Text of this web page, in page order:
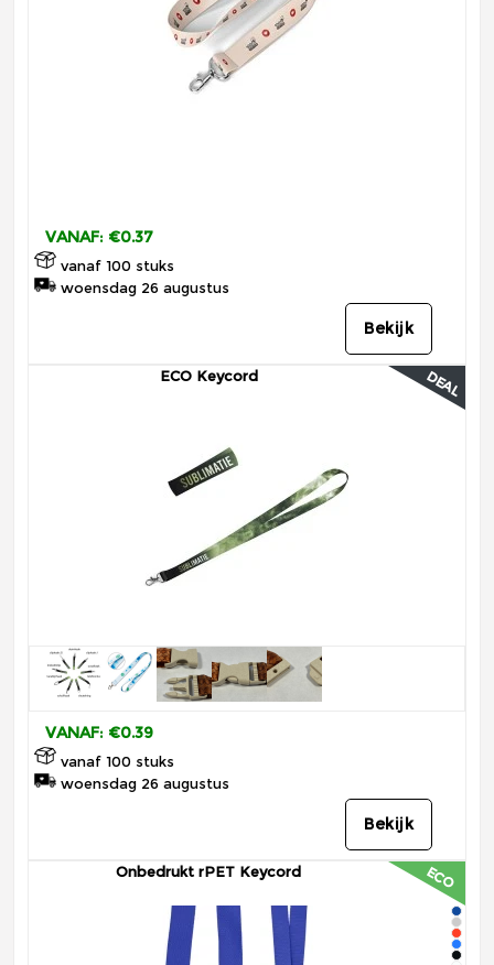
VANAF: €0.37
vanaf 100 stuks
woensdag 26 augustus
Bekijk
DEAL
ECO Keycord
VANAF: €0.39
vanaf 100 stuks
woensdag 26 augustus
Bekijk
ECO
Onbedrukt rPET Keycord